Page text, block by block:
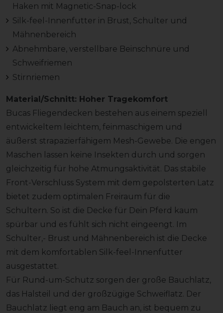
Haken mit Magnetic-Snap-lock
Silk-feel-Innenfutter in Brust, Schulter und
Mähnenbereich
Abnehmbare, verstellbare Beinschnüre und
Schweifriemen
Stirnriemen
Material/Schnitt: Hoher Tragekomfort
Bucas Fliegendecken bestehen aus einem speziell
entwickeltem leichtem, feinmaschigem und
äußerst strapazierfähigem Mesh-Gewebe. Die engen
Maschen lassen keine Insekten durch und sorgen
gleichzeitig für hohe Atmungsaktivität. Das stabile
Front-Verschluss System mit dem gepolsterten Latz
bietet zudem optimalen Freiraum für die
Schultern. So ist die Decke für Dein Pferd kaum
spürbar und es fühlt sich nicht eingeengt. Im
Schulter,- Brust und Mähnenbereich ist die Decke
mit dem komfortablen Silk-feel-Innenfutter
ausgestattet.
Für Rund-um-Schutz sorgen der große Bauchlatz,
das Halsteil und der großzügige Schweiflatz. Der
Bauchlatz liegt eng am Bauch an, ist bequem zu